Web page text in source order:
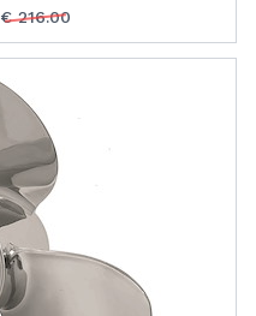
€ 216.00